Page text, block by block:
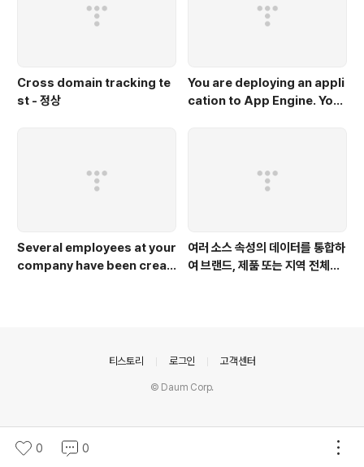
Cross domain tracking te
st - 정상
You are deploying an appli
cation to App Engine. You
Several employees at your
company have been creati
여러 소스 속성의 데이터를 통합하
여 브랜드, 제품 또는 지역 전체에
0 0
티스토리 로그인 고객센터
© Daum Corp.